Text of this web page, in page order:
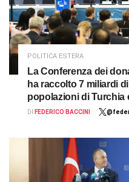
POLITICA ESTERA
La Conferenza dei
ha raccolto 7 miliardi
popolazioni di Turchia
DI FEDERICO BACCINI